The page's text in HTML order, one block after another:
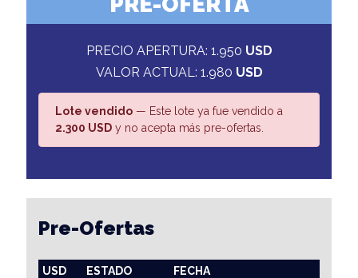
PRECIO APERTURA: 1.950 USD
VALOR ACTUAL: 1.980 USD
Lote vendido — Este lote ya fue vendido a
2.300 USD y no acepta más pre-ofertas.
Pre-Ofertas
USD ESTADO
FECHA